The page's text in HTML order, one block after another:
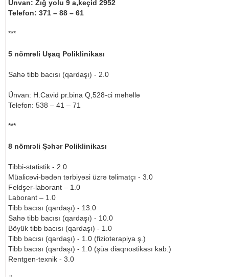
Ünvan: Zığ yolu 9 a,keçid 2952
Telefon: 371 – 88 – 61
***
5 nömrəli Uşaq Poliklinikası
Sahə tibb bacısı (qardaşı) - 2.0
Ünvan: H.Cavid pr.bina Q,528-ci məhəllə
Telefon: 538 – 41 – 71
***
8 nömrəli Şəhər Poliklinikası
Tibbi-statistik - 2.0
Müalicəvi-bədən tərbiyəsi üzrə təlimatçı - 3.0
Feldşer-laborant – 1.0
Laborant – 1.0
Tibb bacısı (qardaşı) - 13.0
Sahə tibb bacısı (qardaşı) - 10.0
Böyük tibb bacısı (qardaşı) - 1.0
Tibb bacısı (qardaşı) - 1.0 (fizioterapiya ş.)
Tibb bacısı (qardaşı) - 1.0 (şüa diaqnostikası kab.)
Rentgen-texnik - 3.0